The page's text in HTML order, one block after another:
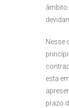
âmbito
Nesse
esta
prazo